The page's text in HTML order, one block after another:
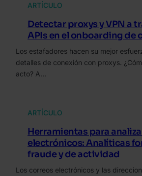
ARTÍCULO
Detectar proxys y VPN a
APIs en el onboarding de
Los estafadores hacen su mejor
detalles de conexión con proxys.
acto? A…
ARTÍCULO
Herramientas para
electrónicos: Analíticas
fraude y de actividad
Los correos electrónicos y las